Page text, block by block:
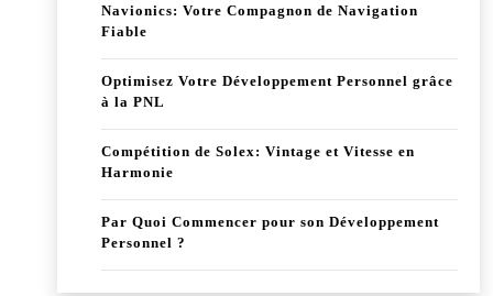
Navionics: Votre Compagnon de Navigation
Fiable
Optimisez Votre Développement Personnel grâce
à la PNL
Compétition de Solex: Vintage et Vitesse en
Harmonie
Par Quoi Commencer pour son Développement
Personnel ?